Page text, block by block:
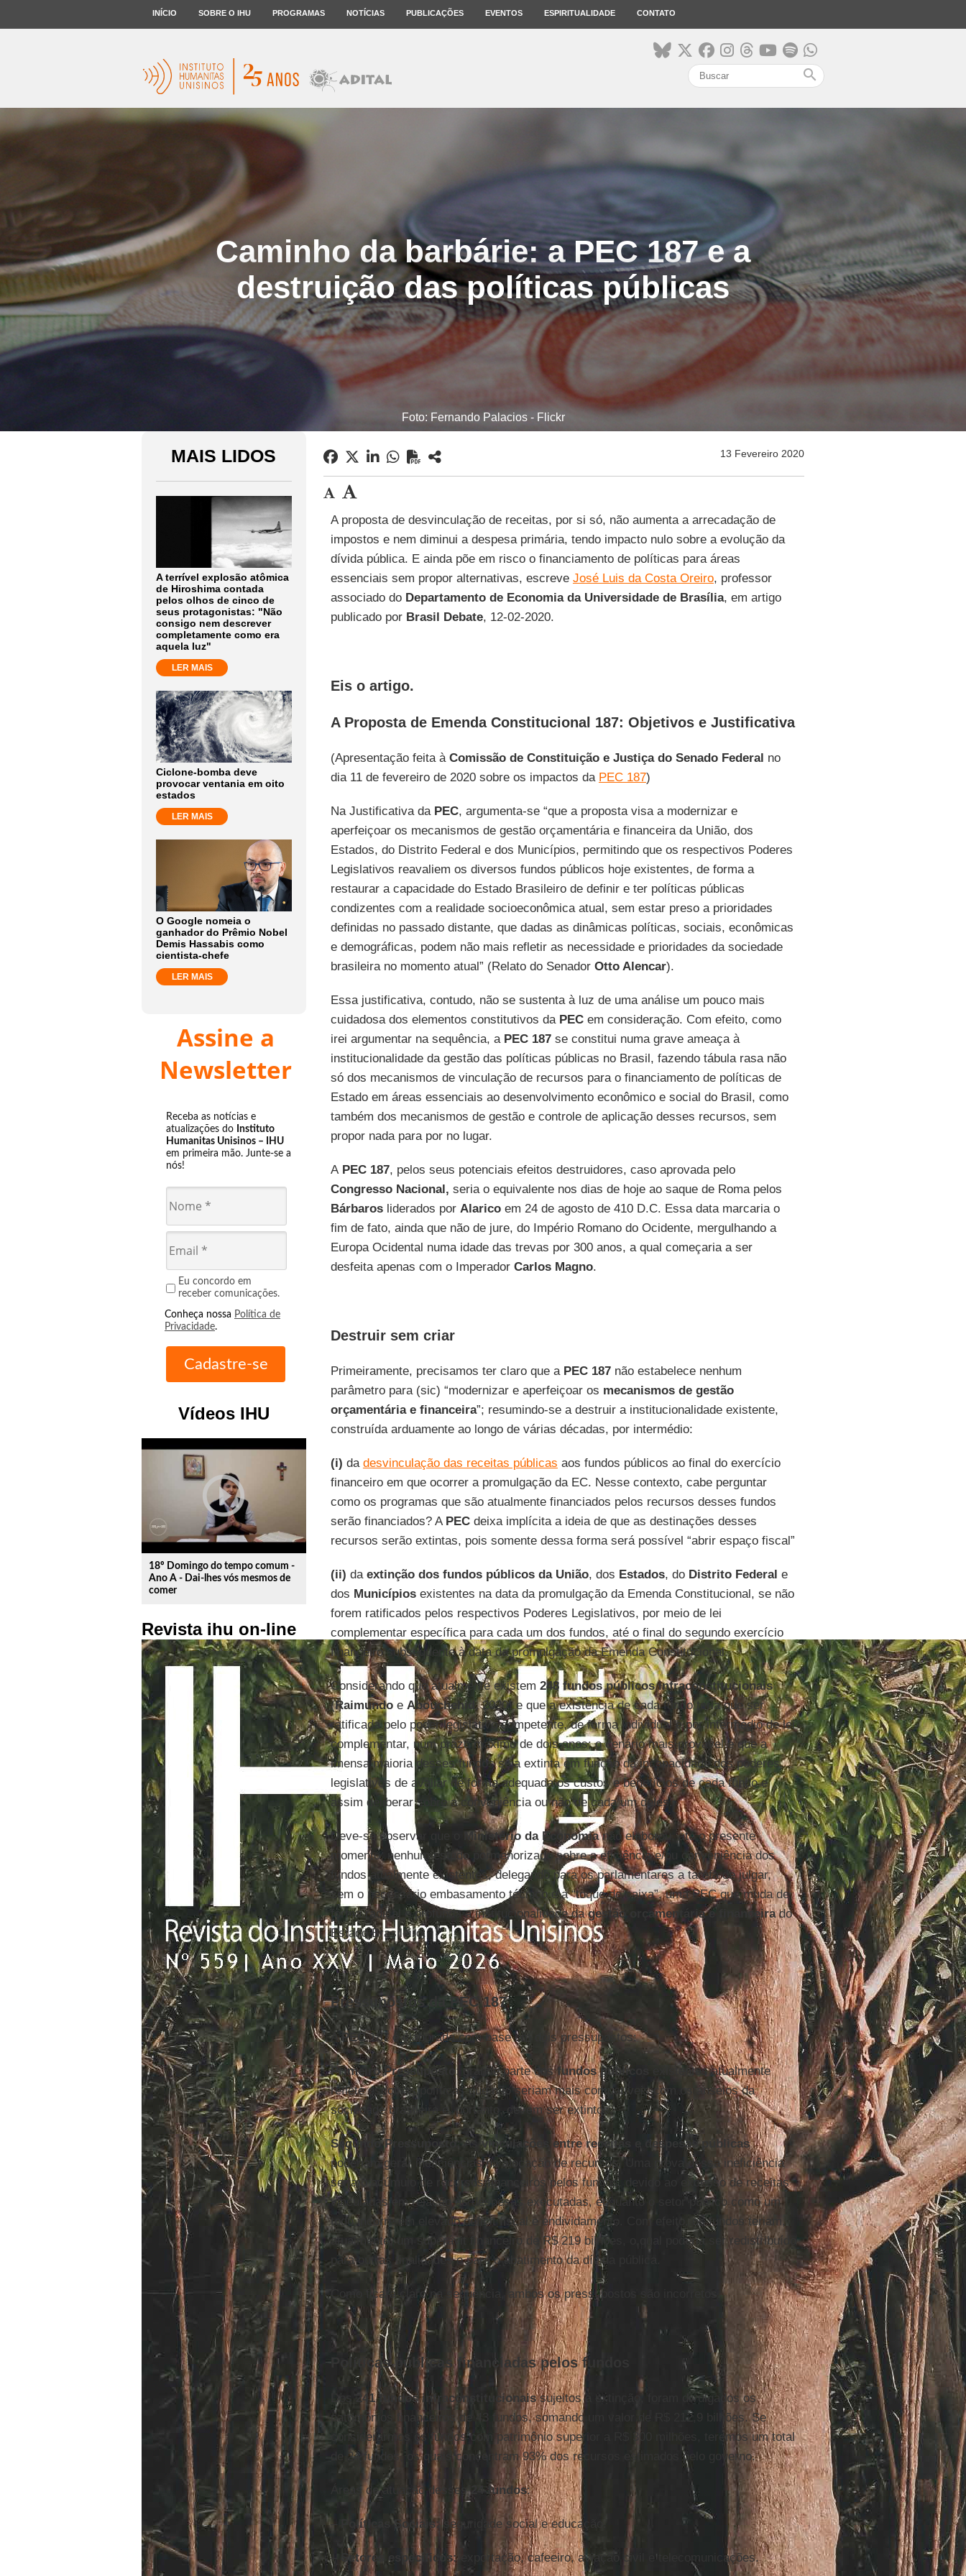
INÍCIO SOBRE O IHU PROGRAMAS NOTÍCIAS PUBLICAÇÕES EVENTOS ESPIRITUALIDADE CONTATO
search
Caminho da barbárie: a PEC 187 e a
destruição das políticas públicas
Foto: Fernando Palacios - Flickr
MAIS LIDOS
A terrível explosão atômica
de Hiroshima contada
pelos olhos de cinco de
seus protagonistas: "Não
consigo nem descrever
completamente como era
aquela luz"
LER MAIS
Ciclone-bomba deve
provocar ventania em oito
estados
LER MAIS
O Google nomeia o
ganhador do Prêmio Nobel
Demis Hassabis como
cientista-chefe
LER MAIS
Assine a
Newsletter
Receba as notícias e
atualizações do Instituto
Humanitas Unisinos – IHU
em primeira mão. Junte-se a
nós!
Eu concordo em
receber comunicações.
Conheça nossa Política de
Privacidade.
Vídeos IHU
play_circle_outline
18º Domingo do tempo comum -
Ano A - Dai-lhes vós mesmos de
comer
Revista ihu on-line
13 Fevereiro 2020
A proposta de desvinculação de receitas, por si só, não aumenta a arrecadação de
impostos e nem diminui a despesa primária, tendo impacto nulo sobre a evolução da
dívida pública. E ainda põe em risco o financiamento de políticas para áreas
essenciais sem propor alternativas, escreve José Luis da Costa Oreiro, professor
associado do Departamento de Economia da Universidade de Brasília, em artigo
publicado por Brasil Debate, 12-02-2020.
Eis o artigo.
A Proposta de Emenda Constitucional 187: Objetivos e Justificativa
(Apresentação feita à Comissão de Constituição e Justiça do Senado Federal no
dia 11 de fevereiro de 2020 sobre os impactos da PEC 187)
Na Justificativa da PEC, argumenta-se “que a proposta visa a modernizar e
aperfeiçoar os mecanismos de gestão orçamentária e financeira da União, dos
Estados, do Distrito Federal e dos Municípios, permitindo que os respectivos Poderes
Legislativos reavaliem os diversos fundos públicos hoje existentes, de forma a
restaurar a capacidade do Estado Brasileiro de definir e ter políticas públicas
condizentes com a realidade socioeconômica atual, sem estar preso a prioridades
definidas no passado distante, que dadas as dinâmicas políticas, sociais, econômicas
e demográficas, podem não mais refletir as necessidade e prioridades da sociedade
brasileira no momento atual” (Relato do Senador Otto Alencar).
Essa justificativa, contudo, não se sustenta à luz de uma análise um pouco mais
cuidadosa dos elementos constitutivos da PECem consideração. Com efeito, como
irei argumentar na sequência, a PEC 187se constitui numa grave ameaça à
institucionalidade da gestão das políticas públicas no Brasil, fazendo tábula rasa não
só dos mecanismos de vinculação de recursos para o financiamento de políticas de
Estado em áreas essenciais ao desenvolvimento econômico e social do Brasil, como
também dos mecanismos de gestão e controle de aplicação desses recursos, sem
propor nada para por no lugar.
APEC 187, pelos seus potenciais efeitos destruidores, caso aprovada pelo
Congresso Nacional, seria o equivalente nos dias de hoje ao saque de Roma pelos
Bárbarosliderados por Alaricoem 24 de agosto de 410 D.C. Essa data marcaria o
fim de fato, ainda que não de jure, do Império Romano do Ocidente, mergulhando a
Europa Ocidental numa idade das trevas por 300 anos, a qual começaria a ser
desfeita apenas com o Imperador Carlos Magno.
Destruir sem criar
Primeiramente, precisamos ter claro que a PEC 187não estabelece nenhum
parâmetro para (sic) “modernizar e aperfeiçoar os mecanismos de gestão
orçamentária e financeira”; resumindo-se a destruir a institucionalidade existente,
construída arduamente ao longo de várias décadas, por intermédio:
(i) da desvinculação das receitas públicas aos fundos públicos ao final do exercício
financeiro em que ocorrer a promulgação da EC. Nesse contexto, cabe perguntar
como os programas que são atualmente financiados pelos recursos desses fundos
serão financiados? A PECdeixa implícita a ideia de que as destinações desses
recursos serão extintas, pois somente dessa forma será possível “abrir espaço fiscal”
(ii) da extinção dos fundos públicos da União, dos Estados, do Distrito Federal e
dos Municípiosexistentes na data da promulgação da Emenda Constitucional, se não
forem ratificados pelos respectivos Poderes Legislativos, por meio de lei
complementar específica para cada um dos fundos, até o final do segundo exercício
financeiro subsequente à data da promulgação da Emenda Constitucional.
Considerando que atualmente existem 248 fundos públicos infraconstitucionais
(Raimundoe Abouchehid, 2020) e que a existência de cada fundo teria que ser
ratificada pelo poder legislativo competente, de forma individual e por intermédio de lei
complementar, num prazo máximo de dois anos; o cenário mais provável é que a
imensa maioria desses fundos seja extinta em função da incapacidade dos poderes
legislativos de avaliar de forma adequada os custos e benefícios de cada fundo e
assim deliberar sobre a conveniência ou não de cada um deles.
Deve-se observar que o Ministério da Economianão elaborou, até o presente
momento, nenhum estudo pormenorizado sobre a eficiência e/ou conveniência dos
fundos atualmente existentes, delegando para os parlamentares a tarefa de julgar,
sem o necessário embasamento técnico e a “toque de caixa”, uma PEC que muda de
forma radical e profunda a institucionalidade dagestão orçamentária e financeirado
Estado Brasileiro.
Pressupostos da PEC 187
APEC187 é elaborada com base em dois pressupostos:
Primeiro Pressuposto: grande parte dosfundos públicos
existentes atualmente
reflete escolhas políticas que não seriam mais compatíveis com os anseios da
sociedade brasileira e, portanto, devem ser extintos.
Segundo Pressuposto: As vinculações entre receitas e despesas públicas
poderiam gerar ineficiências na alocação de recursos. Uma prova dessa ineficiência
seria o acúmulo de recursos financeiros pelos fundos, devido ao excesso de receitas
vinculadas em relação às despesas executadas, enquanto o setor público como um
todo incorre em elevado déficit fiscal e endividamento. Com efeito, os fundos teriam,
atualmente, um superávit financeiro de R$ 219 bilhões, o qual poderia ser redistribuído
para outras finalidades e para o abatimento da dívida pública.
Como ficará claro na sequência, ambos os pressupostos são incorretos.
Políticas públicas financiadas pelos fundos
Dos 241 fundos infraconstitucionaissujeitos a extinção, foram divulgados os
patrimônios financeiros de 43 fundos, somando um valor de R$ 212,9 bilhões. Se
considerarmos os fundos com patrimônio superior a R$ 300 milhões, teremos um total
de 24 fundos, os quais concentram 93% dos recursos estimados pelo governo.
Áreas de atuação desses24 fundos:
– Políticas Sociais: seguridade social e educação.
– Setores específicos:exportação, cafeeiro, aviação civil e telecomunicações.